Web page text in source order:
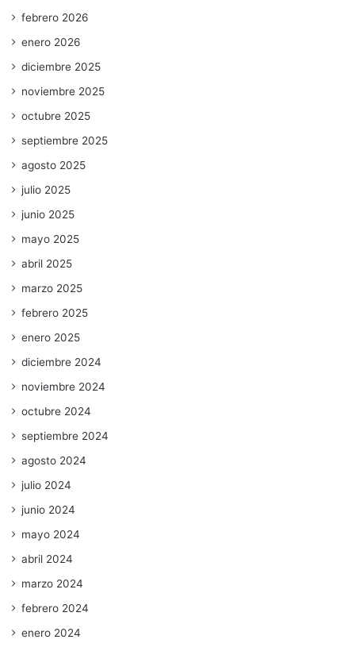
febrero 2026
enero 2026
diciembre 2025
noviembre 2025
octubre 2025
septiembre 2025
agosto 2025
julio 2025
junio 2025
mayo 2025
abril 2025
marzo 2025
febrero 2025
enero 2025
diciembre 2024
noviembre 2024
octubre 2024
septiembre 2024
agosto 2024
julio 2024
junio 2024
mayo 2024
abril 2024
marzo 2024
febrero 2024
enero 2024